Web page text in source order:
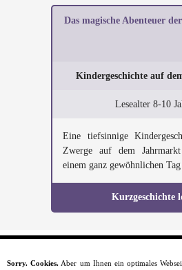
Das magische Abenteuer
Kindergeschichte auf
Lesealter 8-10
Eine tiefsinnige
Zwerge auf dem
einem ganz gewöhnlichen
Kurzgeschichte
Sorry. Cookies. Aber um Ihnen ein optimales